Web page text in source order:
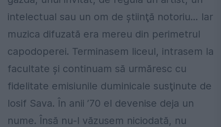
intelectual sau un om de ştiinţă notoriu… Iar
muzica difuzată era mereu din perimetrul
capodoperei. Terminasem liceul, intrasem la
facultate şi continuam să urmăresc cu
fidelitate emisiunile duminicale susţinute de
Iosif Sava. În anii ’70 el devenise deja un
nume. Însă nu-l văzusem niciodată, nu